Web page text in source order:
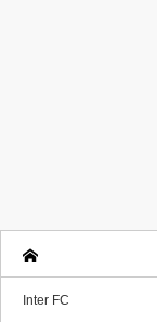
Inter FC